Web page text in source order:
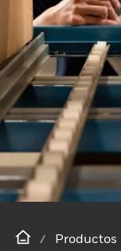
Productos